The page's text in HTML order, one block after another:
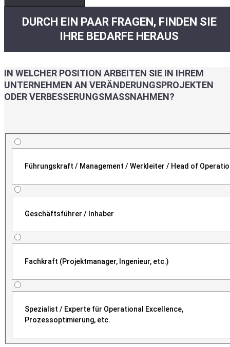
DURCH EIN PAAR FRAGEN, FINDEN SIE
IHRE BEDARFE HERAUS
IN WELCHER POSITION ARBEITEN SIE IN IHREM
UNTERNEHMEN AN VERÄNDERUNGSPROJEKTEN
ODER VERBESSERUNGSMASSNAHMEN?
Führungskraft / Management / Werkleiter / Head of
Geschäftsführer / Inhaber
Fachkraft (Projektmanager, Ingenieur, etc.)
Spezialist / Experte für Operational Excellence,
Prozessoptimierung, etc.